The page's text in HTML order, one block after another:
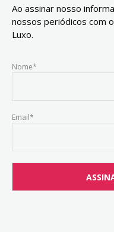
Ao assinar nosso
nossos periódicos com
Luxo.
Nome*
Email*